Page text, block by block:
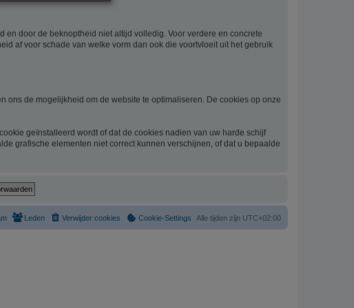
door de beknoptheid niet altijd volledig. Voor verdere en concrete
af voor schade van welke vorm dan ook die voortvloeit uit het gebruik
ons de mogelijkheid om de website te optimaliseren. De cookies op onze
geïnstalleerd wordt of dat de cookies nadien van uw harde schijf
grafische elementen niet correct kunnen verschijnen, of dat u bepaalde
Alle tijden zijn UTC+02:00
Cookie-Settings
Verwijder cookies
Leden